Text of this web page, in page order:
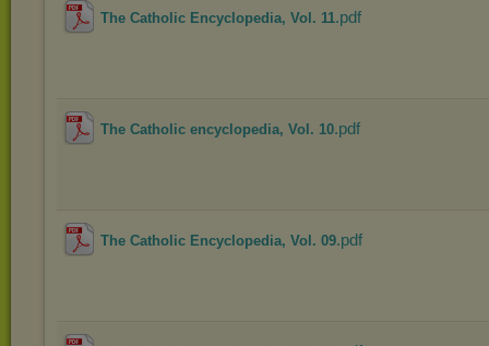
The Catholic Encyclopedia, Vol. 11.pdf
The Catholic encyclopedia, Vol. 10.pdf
The Catholic Encyclopedia, Vol. 09.pdf